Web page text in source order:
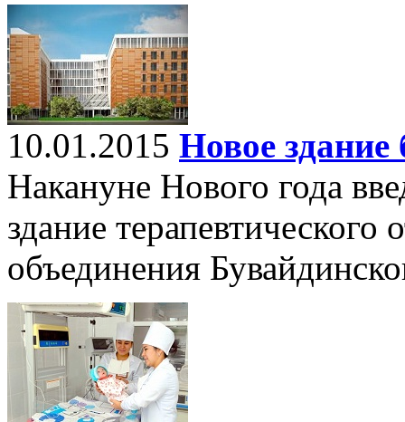
10.01.2015 Новое
Накануне Нового года
здание терапевтического
объединения